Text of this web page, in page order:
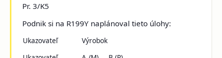
Pr. 3/K5
Podnik si na R199Y naplánoval tieto úlohy:
Ukazovateľ
Výrobok